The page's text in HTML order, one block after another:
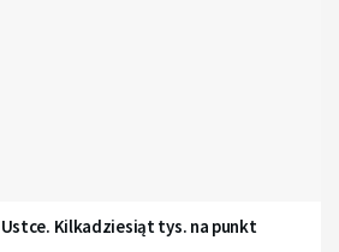
Kilkadziesiąt tys. na punkt